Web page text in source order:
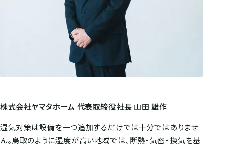
株式会社ヤマタホーム 代表取締役社長 山田 雄作
湿気対策は設備を一つ追加するだけでは十分ではありませ
ん。鳥取のように湿度が高い地域では、断熱・気密・換気を基